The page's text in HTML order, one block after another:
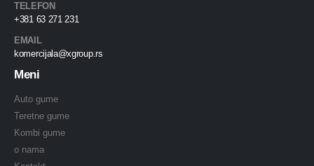
TELEFON
+381 63 271 231
EMAIL
komercijala@xgroup.rs
Meni
Auto gume
Teretne gume
Kombi gume
o nama